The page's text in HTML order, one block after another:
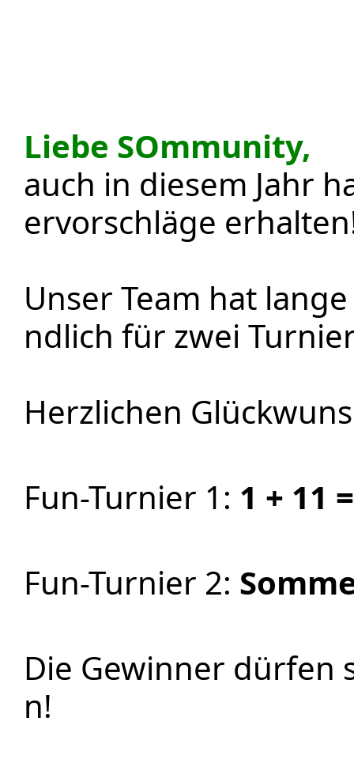
Liebe SOmmunity,
auch in diesem Jahr
ervorschläge
Unser Team hat
ndlich für zwei
Herzlichen
Fun-Turnier 1: 1 + 11
Fun-Turnier 2:
Die Gewinner dürfen
n!